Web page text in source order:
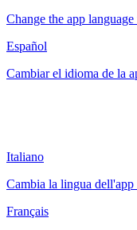
Change the app
Español
Cambiar el idioma de la
Italiano
Cambia la lingua
Français